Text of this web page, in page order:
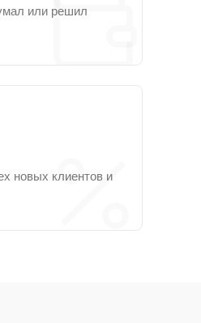
или решил
новых клиентов и